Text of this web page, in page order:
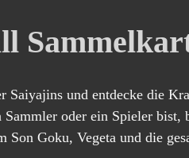
Saiyajins und entdecke die
oder ein Spieler bist,
Son Goku, Vegeta und die